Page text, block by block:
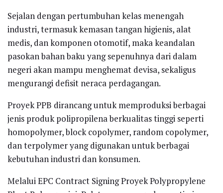
Sejalan dengan pertumbuhan kelas menengah
industri, termasuk kemasan tangan higienis, alat
medis, dan komponen otomotif, maka keandalan
pasokan bahan baku yang sepenuhnya dari dalam
negeri akan mampu menghemat devisa, sekaligus
mengurangi defisit neraca perdagangan.
Proyek PPB dirancang untuk memproduksi berbagai
jenis produk polipropilena berkualitas tinggi seperti
homopolymer, block copolymer, random copolymer,
dan terpolymer yang digunakan untuk berbagai
kebutuhan industri dan konsumen.
Melalui EPC Contract Signing Proyek Polypropylene